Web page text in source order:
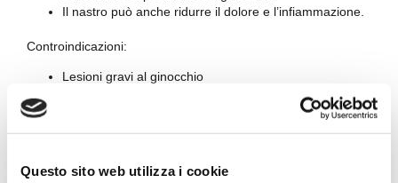
Questo sito web utilizza i cookie
Il nastro può anche ridurre il dolore e l’infiammazione.
Controindicazioni:
Lesioni gravi al ginocchio
ginocchio.È importante applicare il nastro correttamente per